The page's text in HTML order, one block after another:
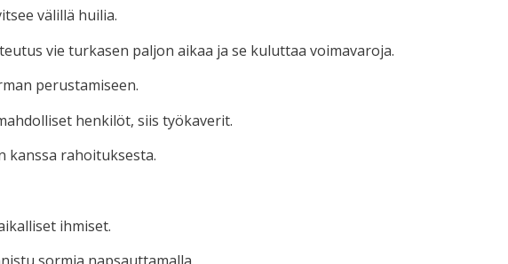
välillä huilia.
vie turkasen paljon aikaa ja se kuluttaa voimavaroja.
perustamiseen.
henkilöt, siis työkaverit.
kanssa rahoituksesta.
ihmiset.